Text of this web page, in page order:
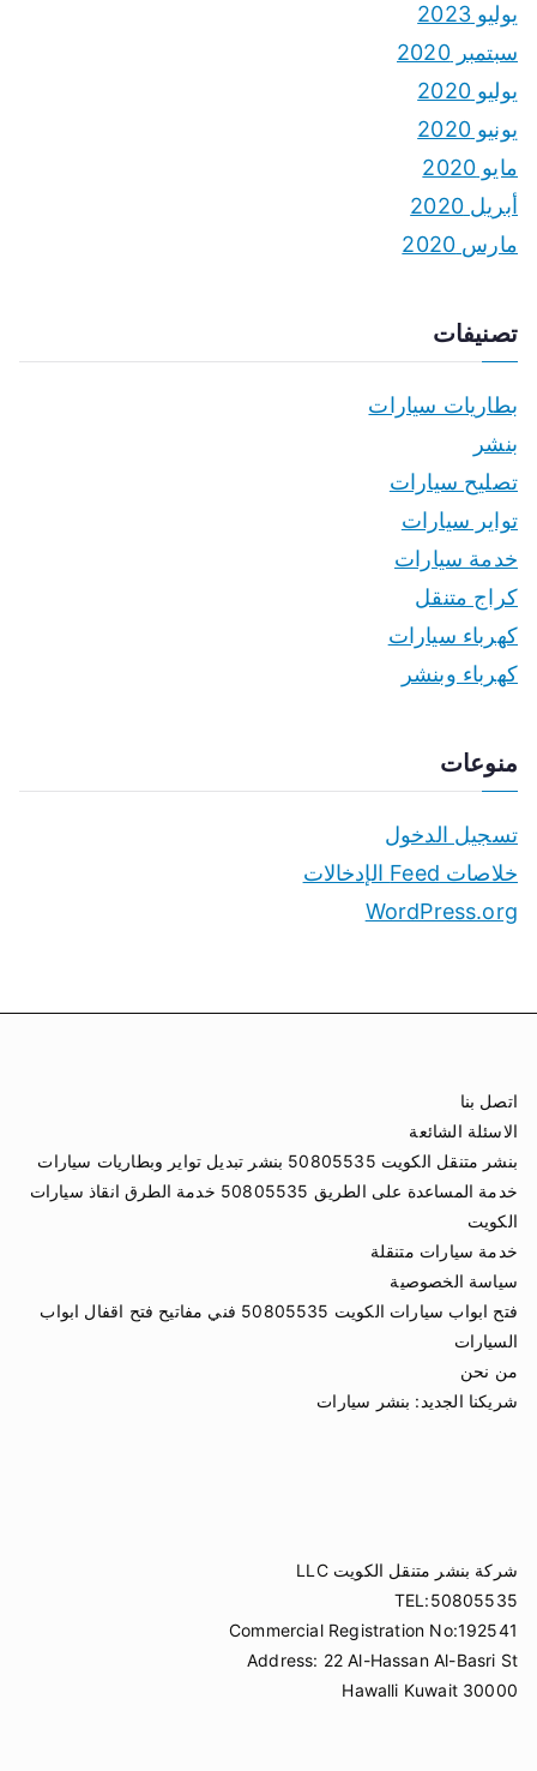
يوليو 2023
سبتمبر 2020
يوليو 2020
يونيو 2020
مايو 2020
أبريل 2020
مارس 2020
تصنيفات
بطاريات سيارات
بنشر
تصليح سيارات
تواير سيارات
خدمة سيارات
كراج متنقل
كهرباء سيارات
كهرباء وبنشر
منوعات
تسجيل الدخول
خلاصات Feed الإدخالات
WordPress.org
اتصل بنا
الاسئلة الشائعة
بنشر متنقل الكويت 50805535 بنشر تبديل تواير وبطاريات سيارات
خدمة المساعدة على الطريق 50805535 خدمة الطرق انقاذ سيارات
الكويت
خدمة سيارات متنقلة
سياسة الخصوصية
فتح ابواب سيارات الكويت 50805535 فني مفاتيح فتح اقفال ابواب
السيارات
من نحن
شريكنا الجديد: بنشر سيارات
شركة بنشر متنقل الكويت LLC
TEL:50805535
Commercial Registration No:192541
Address: 22 Al-Hassan Al-Basri St
Hawalli Kuwait 30000